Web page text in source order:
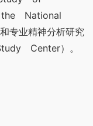
the National
业精神分析研究
Center）。